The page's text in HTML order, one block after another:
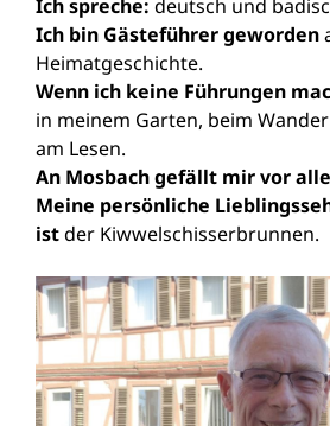
Ich spreche: deutsch und
Ich bin Gästeführer geworden
Heimatgeschichte.
Wenn ich keine Führungen
in meinem Garten, beim
am Lesen.
An Mosbach gefällt mir vor
Meine persönliche
istder Kiwwelschisserbrunnen.